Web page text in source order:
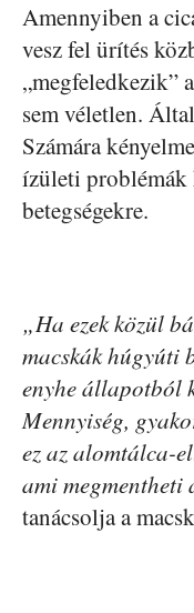
Amennyiben a
vesz fel ürítés
„megfeledkezik”
sem véletlen.
Számára
ízületi problémák
betegségekre.
„Ha ezek közül
macskák húgyúti
enyhe állapotból
Mennyiség,
ez az alomtálca-
ami megmentheti
tanácsolja a